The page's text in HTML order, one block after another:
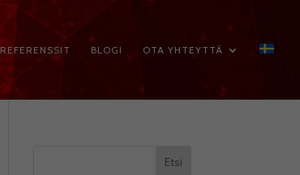
REFERENSSIT BLOGI OTA YHTEYTTÄ
Etsi